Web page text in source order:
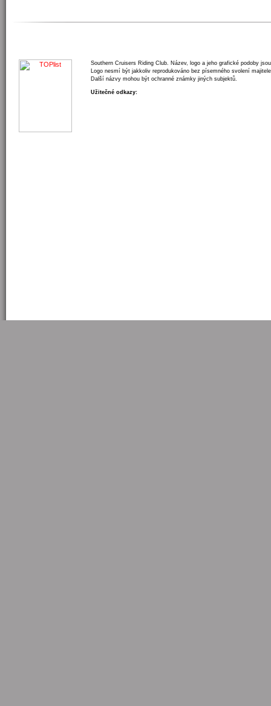
Southern Cruisers Riding Club. Název, logo a jeho grafické podoby
Logo nesmí být jakkoliv reprodukováno bez písemného svolení
Další názvy mohou být ochranné známky jiných subjektů.
Užitečné odkazy: